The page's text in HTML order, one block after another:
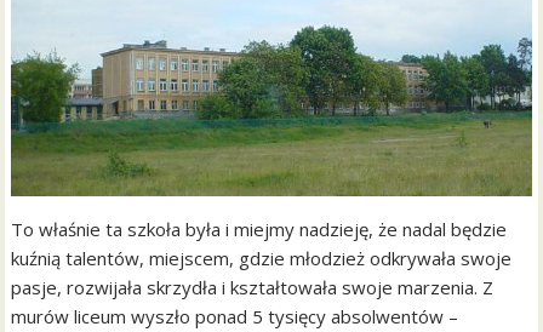
To właśnie ta szkoła była i miejmy nadzieję, że nadal będzie
kuźnią talentów, miejscem, gdzie młodzież odkrywała swoje
pasje, rozwijała skrzydła i kształtowała swoje marzenia. Z
murów liceum wyszło ponad 5 tysięcy absolwentów –